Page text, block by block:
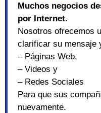
Muchos negocios
por Internet.
Nosotros ofrecemos
clarificar su mensaje
– Páginas Web,
– Videos y
– Redes Sociales
Para que sus
nuevamente.